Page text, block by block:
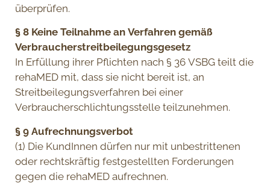
überprüfen.
§ 8 Keine Teilnahme an Verfahren gemäß
Verbraucherstreitbeilegungsgesetz
In Erfüllung ihrer Pflichten nach § 36 VSBG teilt die
rehaMED mit, dass sie nicht bereit ist, an
Streitbeilegungsverfahren bei einer
Verbraucherschlichtungsstelle teilzunehmen.
§ 9 Aufrechnungsverbot
(1) Die KundInnen dürfen nur mit unbestrittenen
oder rechtskräftig festgestellten Forderungen
gegen die rehaMED aufrechnen.